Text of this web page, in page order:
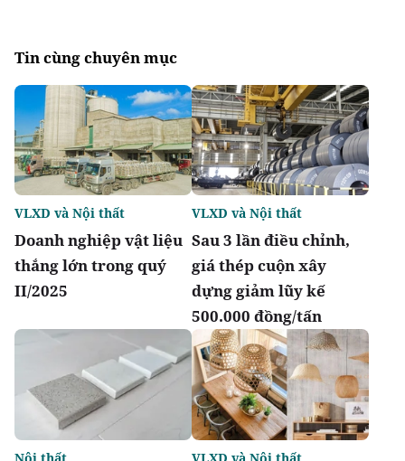
Tin cùng chuyên mục
Doanh nghiệp vật liệu
thắng lớn trong quý
II/2025
VLXD và Nội thất
Sau 3 lần điều chỉnh,
giá thép cuộn xây
dựng giảm lũy kế
500.000 đồng/tấn
VLXD và Nội thất